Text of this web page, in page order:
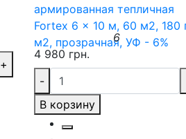
+
армированная тепличная
Fortex 6 x 10 м, 60 м2, 180
м2, прозрачная, УФ - 6%
6
4 980 грн.
-
В корзину